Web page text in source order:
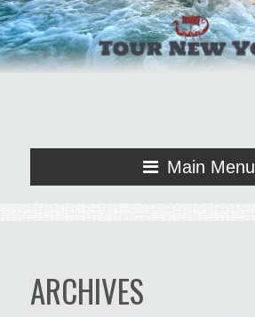
Main Menu
ARCHIVES